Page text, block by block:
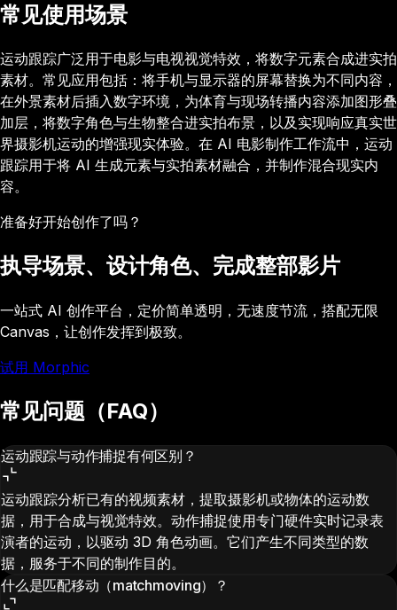
常见使用场景
运动跟踪广泛用于电影与电视视觉特效，将数字元素合成进实拍
素材。常见应用包括：将手机与显示器的屏幕替换为不同内容，
在外景素材后插入数字环境，为体育与现场转播内容添加图形叠
加层，将数字角色与生物整合进实拍布景，以及实现响应真实世
界摄影机运动的增强现实体验。在 AI 电影制作工作流中，运动
跟踪用于将 AI 生成元素与实拍素材融合，并制作混合现实内
容。
准备好开始创作了吗？
执导场景、设计角色、完成整部影片
一站式 AI 创作平台，定价简单透明，无速度节流，搭配无限
Canvas，让创作发挥到极致。
试用 Morphic
常见问题（FAQ）
运动跟踪与动作捕捉有何区别？
运动跟踪分析已有的视频素材，提取摄影机或物体的运动数
据，用于合成与视觉特效。动作捕捉使用专门硬件实时记录表
演者的运动，以驱动 3D 角色动画。它们产生不同类型的数
据，服务于不同的制作目的。
什么是匹配移动（matchmoving）？